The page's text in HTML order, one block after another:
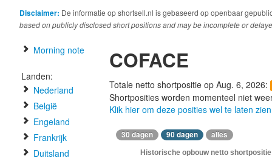
Disclaimer: De informatie op shortsell.nl is gebaseerd op openbaar
based on publicly disclosed short positions and may be incomplete or
Morning note
Landen:
Nederland
België
Engeland
Frankrijk
Duitsland
COFACE
Totale netto shortpositie op Aug. 6, 2026:
Shortposities worden momenteel niet
Klik hier om deze posities wel te laten zien
30 dagen 90 dagen alles
Historische opbouw netto